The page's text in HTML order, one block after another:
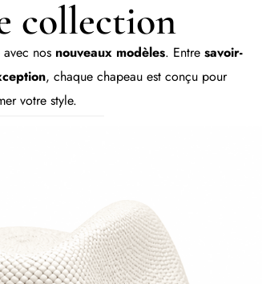
collection
avec nos nouveaux modèles. Entre savoir-
, chaque chapeau est conçu pour
votre style.